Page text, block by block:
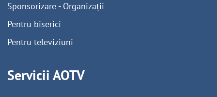
Sponsorizare - Organizații
Pentru biserici
Pentru televiziuni
Servicii AOTV